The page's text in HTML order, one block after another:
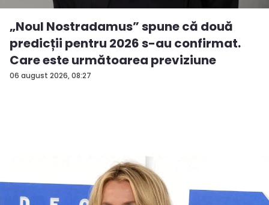
06 august 2026, 08:27
„Noul Nostradamus” spune că două
predicții pentru 2026 s-au confirmat.
Care este următoarea previziune